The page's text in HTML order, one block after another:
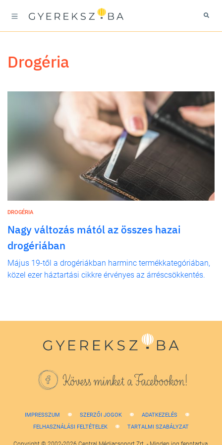
drogéria
DROGÉRIA
Nagy változás mától az összes hazai
drogériában
Május 19-től a drogériákban harminc termékkategóriában,
közel ezer háztartási cikkre érvényes az árréscsökkentés.
Kövess minket a Facebookon!
IMPRESSZUM SZERZŐI JOGOK
ADATKEZELÉS
FELHASZNÁLÁSI FELTÉTELEK
TARTALMI SZABÁLYZAT